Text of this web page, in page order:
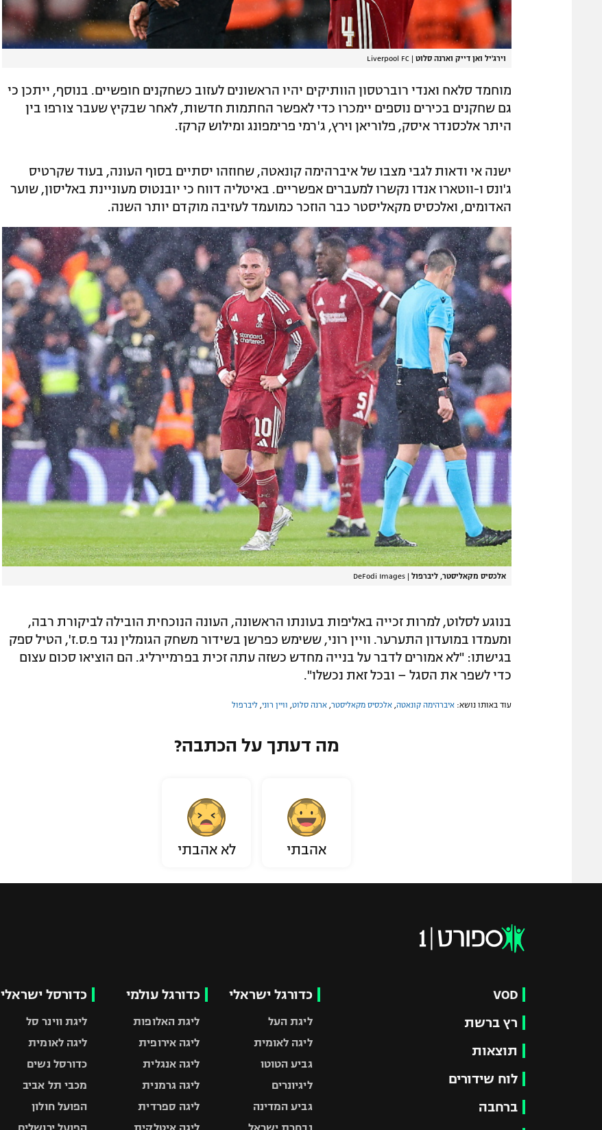
וירג'יל ואן דייק וארנה סלוט |
Liverpool FC
מוחמד סלאח ואנדי רוברטסון הוותיקים יהיו הראשונים לעזוב כשחקנים חופשיים. בנוסף, ייתכן כי
גם שחקנים בכירים נוספים יימכרו כדי לאפשר החתמות חדשות, לאחר שבקיץ שעבר צורפו בין
היתר אלכסנדר איסק, פלוריאן וירץ, ג'רמי פרימפונג ומילוש קרקז.
ישנה אי ודאות לגבי מצבו של איברהימה קונאטה, שחוזהו יסתיים בסוף העונה, בעוד שקרטיס
ג'ונס ו-ווטארו אנדו נקשרו למעברים אפשריים. באיטליה דווח כי יובנטוס מעוניינת באליסון, שוער
האדומים, ואלכסיס מקאליסטר כבר הוזכר כמועמד לעזיבה מוקדם יותר השנה.
אלכסיס מקאליסטר, ליברפול DeFodi Images
בנוגע לסלוט, למרות זכייה באליפות בעונתו הראשונה, העונה הנוכחית הובילה לביקורת רבה,
ומעמדו במועדון התערער. וויין רוני, ששימש כפרשן בשידור משחק הגומלין נגד פ.ס.ז', הטיל ספק
בגישתו: "לא אמורים לדבר על בנייה מחדש כשזה עתה זכית בפרמיירליג. הם הוציאו סכום עצום
כדי לשפר את הסגל – ובכל זאת נכשלו".
עוד באותו נושא: איברהימה קונאטה, אלכסיס מקאליסטר, ארנה סלוט, וויין רוני, ליברפול
מה דעתך על הכתבה?
אהבתי לא אהבתי
VOD
רץ ברשת
תוצאות
לוח שידורים
ברחבה
כדורגל ישראלי
ליגת העל
ליגה לאומית
גביע הטוטו
ליגיונרים
גביע המדינה
כדורגל עולמי
ליגת האלופות
ליגה אירופית
ליגה אנגלית
ליגה גרמנית
ליגה ספרדית
כדורסל ישראלי
ליגת ווינר סל
ליגה לאומית
כדורסל נשים
מכבי תל אביב
הפועל חולון